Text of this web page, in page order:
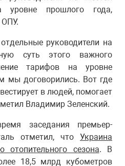
уровне прошлого года,
ОПУ.
руководители на
суть этого важного
тарифов на уровне
мы договорились. Вот где
в людей, помогает
Владимир Зеленский.
заседания премьер-
отметил, что Украина
отопительного сезона. В
18,5 млрд кубометров